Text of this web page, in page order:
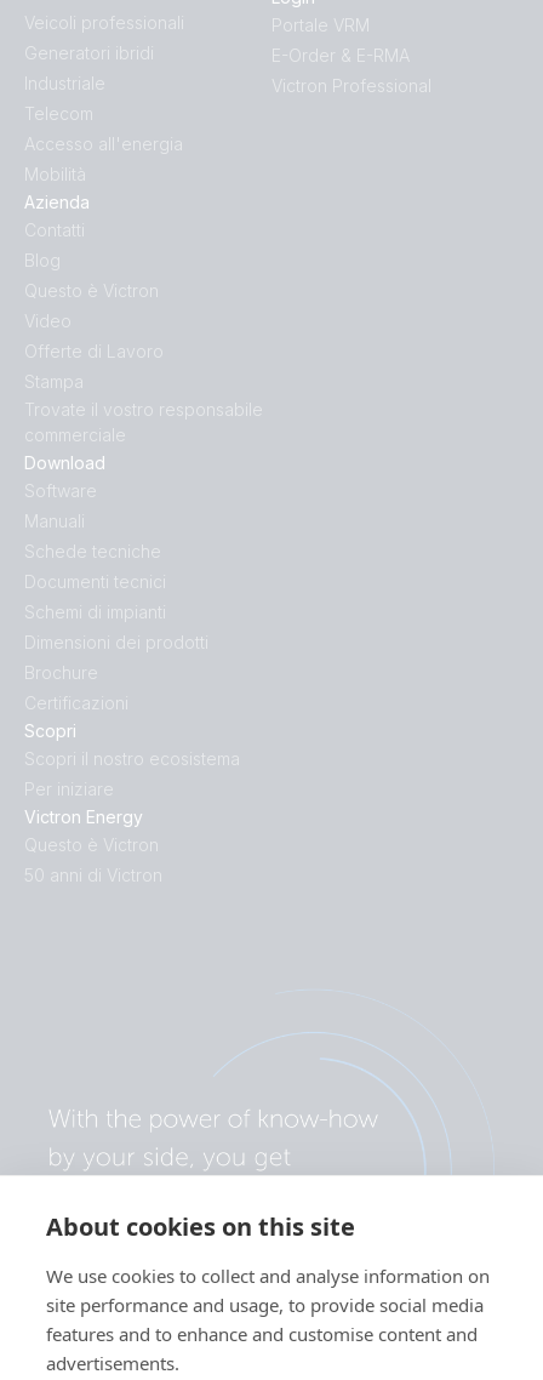
About cookies on this site
We use cookies to collect and analyse information on
site performance and usage, to provide social media
features and to enhance and customise content and
advertisements.
Scopri
Scopri il nostro ecosistema
Per iniziare
Victron Energy
Questo è Victron
50 anni di Victron
Download
Software
Manuali
Schede tecniche
Documenti tecnici
Schemi di impianti
Dimensioni dei prodotti
Brochure
Certificazioni
Veicoli professionali
Generatori ibridi
Industriale
Telecom
Accesso all'energia
Mobilità
Azienda
Contatti
Blog
Questo è Victron
Video
Offerte di Lavoro
Stampa
Trovate il vostro responsabile
commerciale
Portale VRM
E-Order & E-RMA
Victron Professional